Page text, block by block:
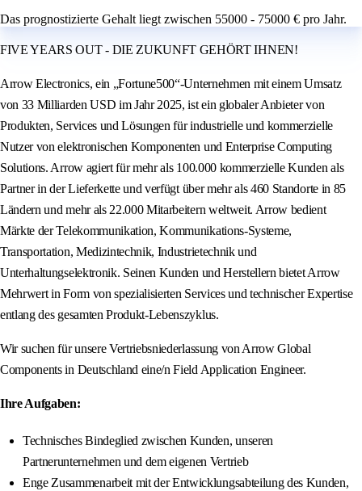
Das prognostizierte Gehalt liegt zwischen 55000 - 75000 € pro Jahr.
FIVE YEARS OUT - DIE ZUKUNFT GEHÖRT IHNEN!
Arrow Electronics, ein „Fortune500“-Unternehmen mit einem Umsatz
von 33 Milliarden USD im Jahr 2025, ist ein globaler Anbieter von
Produkten, Services und Lösungen für industrielle und kommerzielle
Nutzer von elektronischen Komponenten und Enterprise Computing
Solutions. Arrow agiert für mehr als 100.000 kommerzielle Kunden als
Partner in der Lieferkette und verfügt über mehr als 460 Standorte in 85
Ländern und mehr als 22.000 Mitarbeitern weltweit. Arrow bedient
Märkte der Telekommunikation, Kommunikations-Systeme,
Transportation, Medizintechnik, Industrietechnik und
Unterhaltungselektronik. Seinen Kunden und Herstellern bietet Arrow
Mehrwert in Form von spezialisierten Services und technischer Expertise
entlang des gesamten Produkt-Lebenszyklus.
Wir suchen für unsere Vertriebsniederlassung von Arrow Global
Components in Deutschland eine/n Field Application Engineer.
Ihre Aufgaben:
Technisches Bindeglied zwischen Kunden, unseren
Partnerunternehmen und dem eigenen Vertrieb
Enge Zusammenarbeit mit der Entwicklungsabteilung des Kunden,